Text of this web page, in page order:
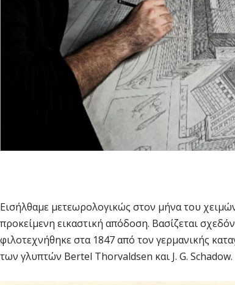
Εισήλθαμε μετεωρολογικώς στον μήνα του
προκείμενη εικαστική απόδοση. Βασίζεται
φιλοτεχνήθηκε στα 1847 από τον γερμανικής
των γλυπτών Bertel Thorvaldsen και J. G. Schadow.